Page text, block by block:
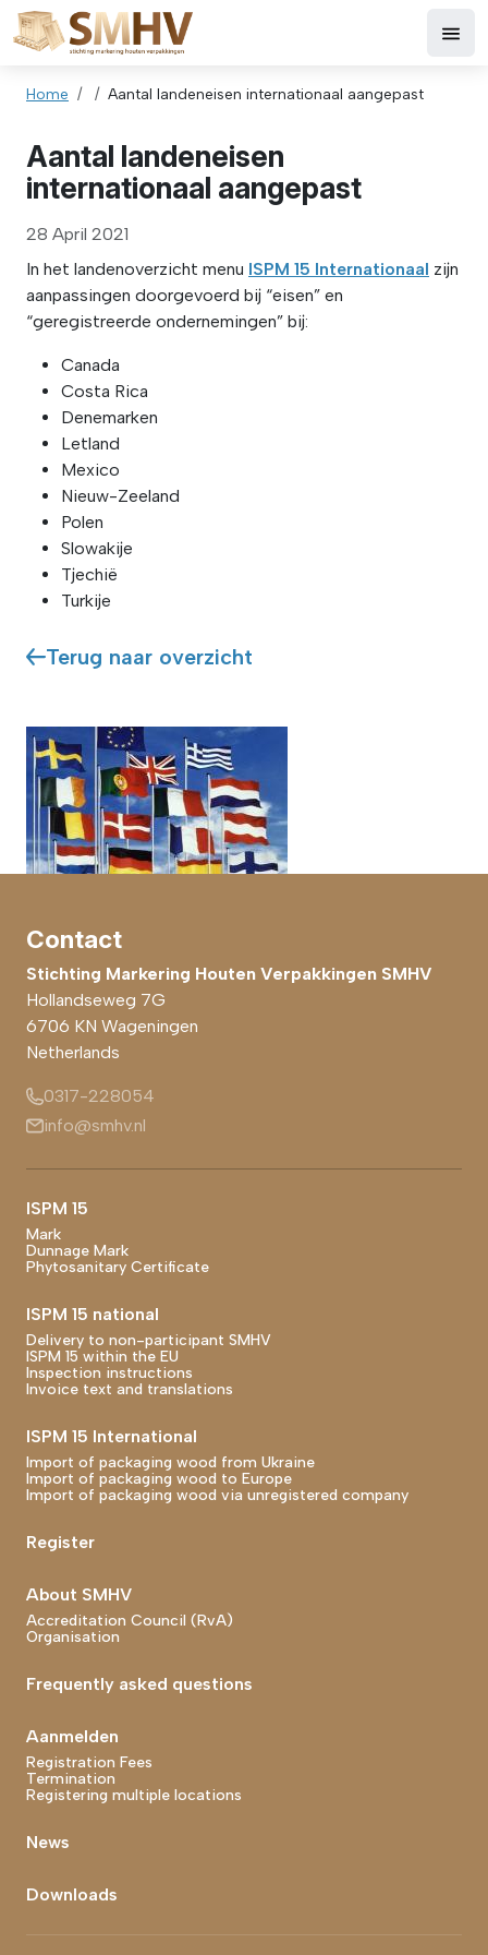
to main content
Breadcrumb
Home Aantal landeneisen internationaal aangepast
Aantal landeneisen
internationaal aangepast
28 April 2021
In het landenoverzicht menu ISPM 15 Internationaal zijn
aanpassingen doorgevoerd bij “eisen” en
“geregistreerde ondernemingen” bij:
Canada
Costa Rica
Denemarken
Letland
Mexico
Nieuw-Zeeland
Polen
Slowakije
Tjechië
Turkije
Terug naar overzicht
Contact
Stichting Markering Houten Verpakkingen SMHV
Hollandseweg 7G
6706 KN Wageningen
Netherlands
0317-228054
info@smhv.nl
ISPM 15
Mark
Dunnage Mark
Phytosanitary Certificate
ISPM 15 national
Delivery to non-participant SMHV
ISPM 15 within the EU
Inspection instructions
Invoice text and translations
ISPM 15 International
Import of packaging wood from Ukraine
Import of packaging wood to Europe
Import of packaging wood via unregistered company
Register
About SMHV
Accreditation Council (RvA)
Organisation
Frequently asked questions
Aanmelden
Registration Fees
Termination
Registering multiple locations
News
Downloads